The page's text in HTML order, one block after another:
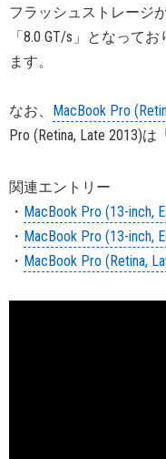
フラッシュストレージ
「8.0 GT/s」となって
ます。
なお、 MacBook Pro
Pro (Retina, Late 2013)
関連エントリー
・ MacBook Pro (13-inch,
・ MacBook Pro (13-inch,
・ MacBook Pro (Retina,